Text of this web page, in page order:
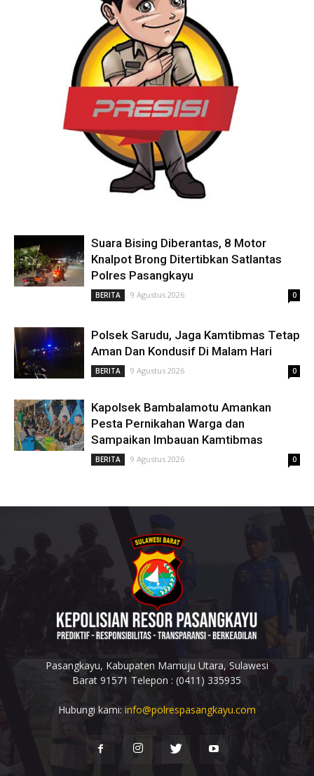
Suara Bising Diberantas, 8 Motor
Knalpot Brong Ditertibkan Satlantas
Polres Pasangkayu
BERITA 9 Agustus 2026 0
Polsek Sarudu, Jaga Kamtibmas Tetap
Aman Dan Kondusif Di Malam Hari
BERITA 9 Agustus 2026 0
Kapolsek Bambalamotu Amankan
Pesta Pernikahan Warga dan
Sampaikan Imbauan Kamtibmas
BERITA 9 Agustus 2026 0
Pasangkayu, Kabupaten Mamuju Utara, Sulawesi
Barat 91571 Telepon : (0411) 335935
Hubungi kami: info@polrespasangkayu.com